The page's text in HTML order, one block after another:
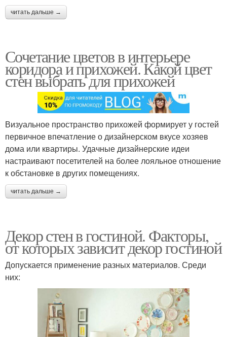
читать дальше →
Сочетание цветов в интерьере
коридора и прихожей. Какой цвет
стен выбрать для прихожей
Визуальное пространство прихожей формирует у гостей
первичное впечатление о дизайнерском вкусе хозяев
дома или квартиры. Удачные дизайнерские идеи
настраивают посетителей на более лояльное отношение
к обстановке в других помещениях.
читать дальше →
Декор стен в гостиной. Факторы,
от которых зависит декор гостиной
Допускается применение разных материалов. Среди
них: